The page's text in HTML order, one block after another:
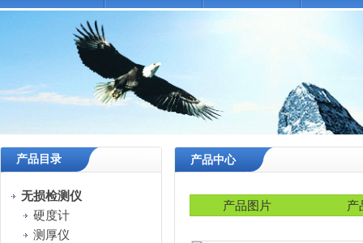
产品目录
无损检测仪
硬度计
测厚仪
产品中心
产品图片 产